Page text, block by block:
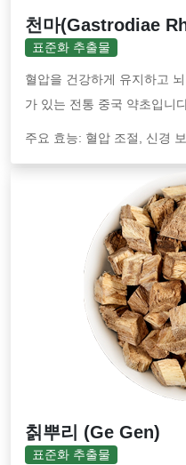
천마(Gastrodiae
표준화 추출물
혈압을 건강하게 유지하고
가 있는 전통 중국 약초입니
주요 효능: 혈압 조절, 신경
칡뿌리 (Ge Gen)
표준화 추출물